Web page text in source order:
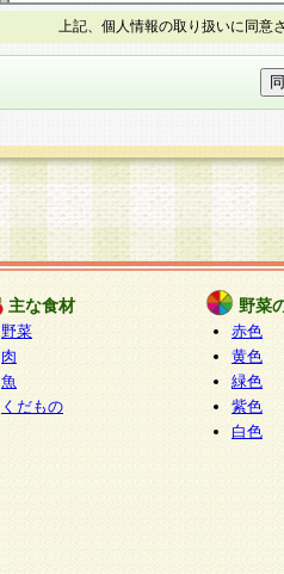
は第三者に提供しません。
個人情報の取り扱いを外部に委
す企業を選定して委託を行い、
本人からの求めにより、当社が
知・開示・内容の訂正・追加ま
（以下、総称して「開示等」と
開示等に応じる窓口は以下にな
ぱくすく食堂個人情報お客様
個人情報を与えることは任意で
合には、当社のサービスの提供
い場合がございますのでご了承く
上記、個人情報の取り扱いに同意
主な食材
野菜
肉
魚
くだもの
野菜
赤色
黄色
緑色
紫色
白色